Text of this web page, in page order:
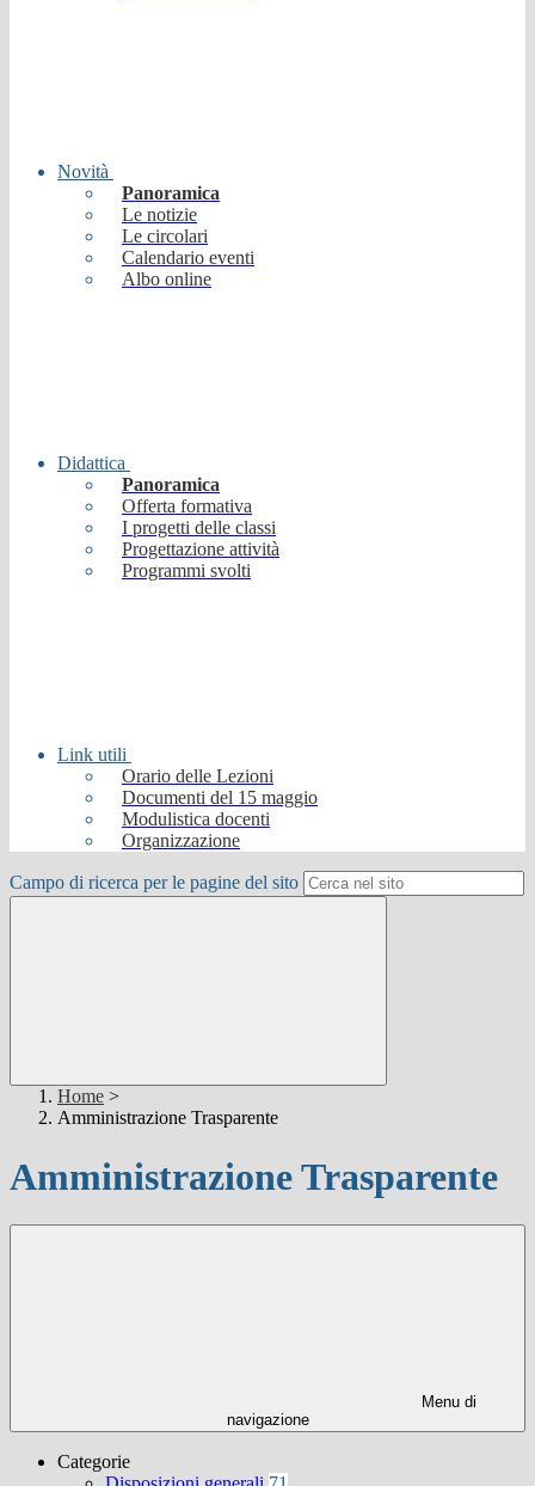
Novità
Panoramica
Le notizie
Le circolari
Calendario eventi
Albo online
Didattica
Panoramica
Offerta formativa
I progetti delle classi
Progettazione attività
Programmi svolti
Link utili
Orario delle Lezioni
Documenti del 15 maggio
Modulistica docenti
Organizzazione
Campo di ricerca per le pagine del sito
Home >
Amministrazione Trasparente
Amministrazione Trasparente
Menu di
navigazione
Categorie